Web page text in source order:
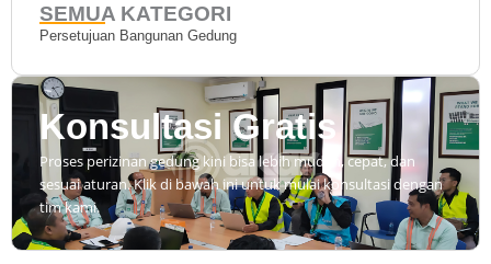
SEMUA KATEGORI
Persetujuan Bangunan Gedung
Konsultasi Gratis
Proses perizinan gedung kini bisa lebih mudah, cepat, dan
sesuai aturan. Klik di bawah ini untuk mulai konsultasi dengan
tim kami.